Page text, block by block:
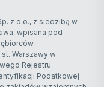
z o.o., z siedzibą w
wpisana pod
Warszawy w
Rejestru
Podatkowej